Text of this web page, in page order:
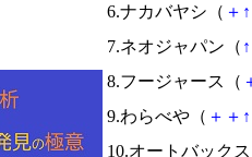
6.ナカバヤシ（ ＋ ↑
7.ネオジャパン（ ↑
8.フージャース（
9.わらべや（ ＋ ＋ ↑
10.オートバック